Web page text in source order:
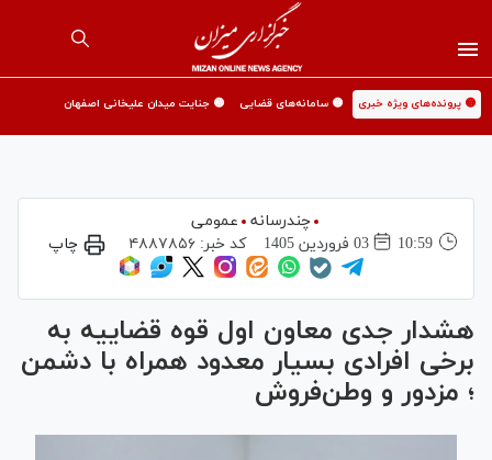
🟡 پرونده‌های ویژه خبری 🟡 سامانه‌های قضایی 🟡 جنایت میدان علیخانی اصفهان
چندرسانه
عمومی
10:59
03 فروردين 1405 کد خبر: ۴۸۸۷۸۵۶ چاپ
هشدار جدی معاون اول قوه قضاییه به
برخی افرادی بسیار معدود همراه با دشمن
؛ مزدور و وطن‌فروش